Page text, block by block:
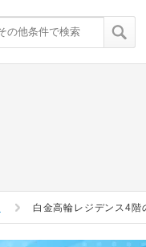
白金高輪レジデンス4階